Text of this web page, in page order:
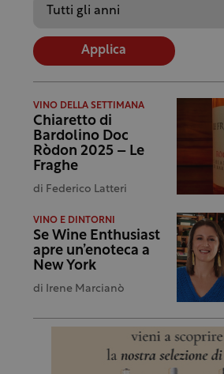
Applica
VINO DELLA SETTIMANA
Chiaretto di
Bardolino Doc
Ròdon 2025 – Le
Fraghe
di Federico Latteri
VINO E DINTORNI
Se Wine Enthusiast
apre un’enoteca a
New York
di Irene Marcianò